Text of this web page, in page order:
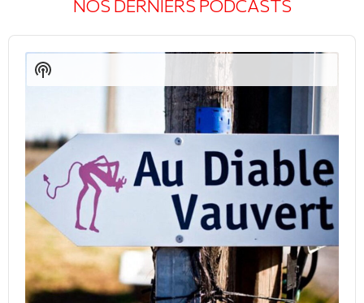
NOS DERNIERS PODCASTS
Audio
Player
Show